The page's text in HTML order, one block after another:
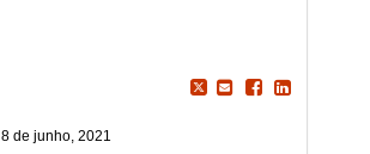
8 de junho, 2021